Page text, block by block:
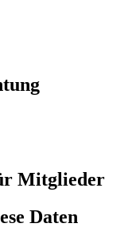
Mitglieder
Daten